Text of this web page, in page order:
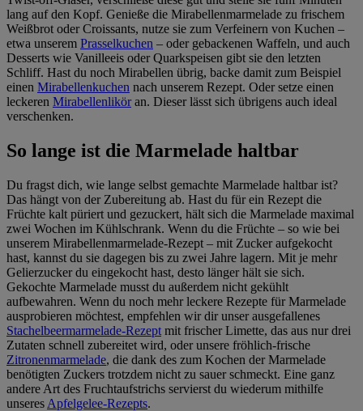
lang auf den Kopf. Genieße die Mirabellenmarmelade zu frischem
Weißbrot oder Croissants, nutze sie zum Verfeinern von Kuchen –
etwa unserem Prasselkuchen – oder gebackenen Waffeln, und auch
Desserts wie Vanilleeis oder Quarkspeisen gibt sie den letzten
Schliff. Hast du noch Mirabellen übrig, backe damit zum Beispiel
einen Mirabellenkuchen nach unserem Rezept. Oder setze einen
leckeren Mirabellenliköran. Dieser lässt sich übrigens auch ideal
verschenken.
So lange ist die Marmelade haltbar
Du fragst dich, wie lange selbst gemachte Marmelade haltbar ist?
Das hängt von der Zubereitung ab. Hast du für ein Rezept die
Früchte kalt püriert und gezuckert, hält sich die Marmelade maximal
zwei Wochen im Kühlschrank. Wenn du die Früchte – so wie bei
unserem Mirabellenmarmelade-Rezept – mit Zucker aufgekocht
hast, kannst du sie dagegen bis zu zwei Jahre lagern. Mit je mehr
Gelierzucker du eingekocht hast, desto länger hält sie sich.
Gekochte Marmelade musst du außerdem nicht gekühlt
aufbewahren. Wenn du noch mehr leckere Rezepte für Marmelade
ausprobieren möchtest, empfehlen wir dir unser ausgefallenes
Stachelbeermarmelade-Rezept mit frischer Limette, das aus nur drei
Zutaten schnell zubereitet wird, oder unsere fröhlich-frische
Zitronenmarmelade, die dank des zum Kochen der Marmelade
benötigten Zuckers trotzdem nicht zu sauer schmeckt. Eine ganz
andere Art des Fruchtaufstrichs servierst du wiederum mithilfe
unseres Apfelgelee-Rezepts.